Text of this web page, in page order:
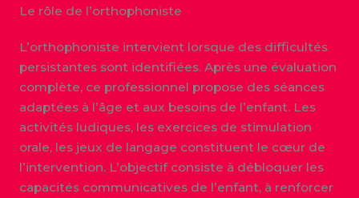
Le rôle de l’orthophoniste
L’orthophoniste intervient lorsque des difficultés
persistantes sont identifiées. Après une évaluation
complète, ce professionnel propose des séances
adaptées à l’âge et aux besoins de l’enfant. Les
activités ludiques, les exercices de stimulation
orale, les jeux de langage constituent le cœur de
l’intervention. L’objectif consiste à débloquer les
capacités communicatives de l’enfant, à renforcer